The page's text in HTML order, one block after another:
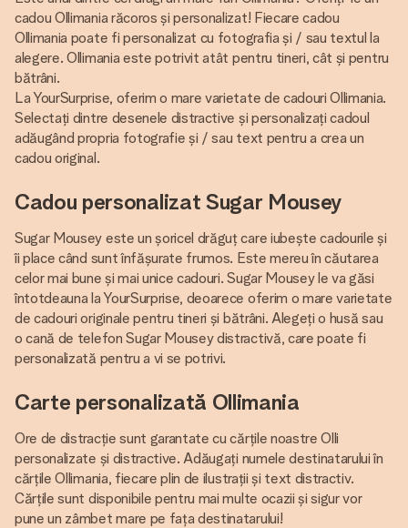
cadou Ollimania răcoros și personalizat! Fiecare cadou
Ollimania poate fi personalizat cu fotografia și / sau textul la
alegere. Ollimania este potrivit atât pentru tineri, cât și pentru
bătrâni.
La YourSurprise, oferim o mare varietate de cadouri Ollimania.
Selectați dintre desenele distractive și personalizați cadoul
adăugând propria fotografie și / sau text pentru a crea un
cadou original.
Cadou personalizat Sugar Mousey
Sugar Mousey este un șoricel drăguț care iubește cadourile și
îi place când sunt înfășurate frumos. Este mereu în căutarea
celor mai bune și mai unice cadouri. Sugar Mousey le va găsi
întotdeauna la YourSurprise, deoarece oferim o mare varietate
de cadouri originale pentru tineri și bătrâni. Alegeți o husă sau
o cană de telefon Sugar Mousey distractivă, care poate fi
personalizată pentru a vi se potrivi.
Carte personalizată Ollimania
Ore de distracție sunt garantate cu cărțile noastre Olli
personalizate și distractive. Adăugați numele destinatarului în
cărțile Ollimania, fiecare plin de ilustrații și text distractiv.
Cărțile sunt disponibile pentru mai multe ocazii și sigur vor
pune un zâmbet mare pe fața destinatarului!